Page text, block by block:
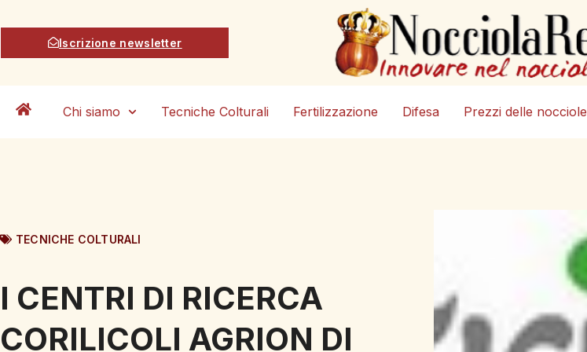
Iscrizione newsletter
Chi siamo Tecniche Colturali Fertilizzazione Difesa Prezzi delle nocciole
TECNICHE COLTURALI
I CENTRI DI RICERCA
CORILICOLI AGRION DI